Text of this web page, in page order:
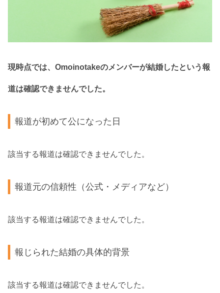
現時点では、Omoinotakeのメンバーが結婚したという報
道は確認できませんでした。
報道が初めて公になった日
該当する報道は確認できませんでした。
報道元の信頼性（公式・メディアなど）
該当する報道は確認できませんでした。
報じられた結婚の具体的背景
該当する報道は確認できませんでした。